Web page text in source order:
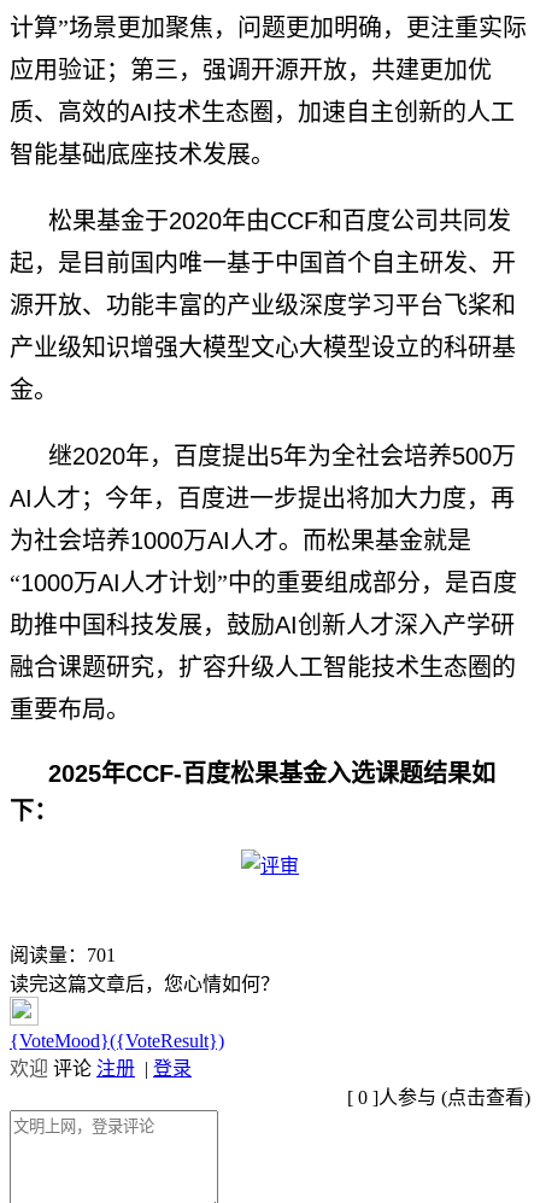
计算”场景更加聚焦，问题更加明确，更注重实际
应用验证；第三，强调开源开放，共建更加优
质、高效的AI技术生态圈，加速自主创新的人工
智能基础底座技术发展。
松果基金于2020年由CCF和百度公司共同发
起，是目前国内唯一基于中国首个自主研发、开
源开放、功能丰富的产业级深度学习平台飞桨和
产业级知识增强大模型文心大模型设立的科研基
金。
继2020年，百度提出5年为全社会培养500万
AI人才；今年，百度进一步提出将加大力度，再
为社会培养1000万AI人才。而松果基金就是
“1000万AI人才计划”中的重要组成部分，是百度
助推中国科技发展，鼓励AI创新人才深入产学研
融合课题研究，扩容升级人工智能技术生态圈的
重要布局。
2025年CCF-百度松果基金入选课题结果如
下：
阅读量： 701
读完这篇文章后，您心情如何？
{VoteMood}({VoteResult})
欢迎 评论 注册 | 登录
[ 0 ]人参与 (点击查看)